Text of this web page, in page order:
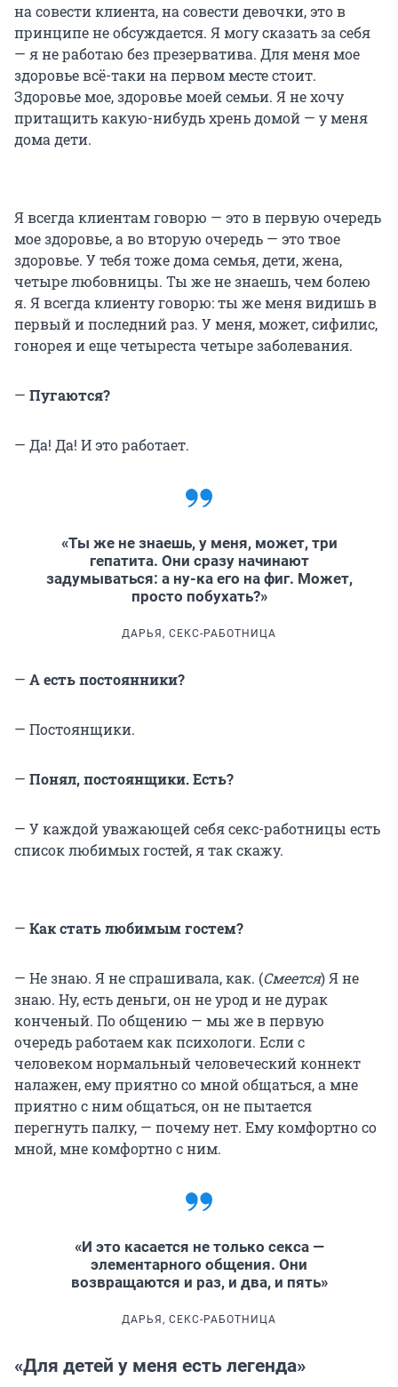
на совести клиента, на совести девочки, это в
принципе не обсуждается. Я могу сказать за себя
— я не работаю без презерватива. Для меня мое
здоровье всё-таки на первом месте стоит.
Здоровье мое, здоровье моей семьи. Я не хочу
притащить какую-нибудь хрень домой — у меня
дома дети.
Я всегда клиентам говорю — это в первую очередь
мое здоровье, а во вторую очередь — это твое
здоровье. У тебя тоже дома семья, дети, жена,
четыре любовницы. Ты же не знаешь, чем болею
я. Я всегда клиенту говорю: ты же меня видишь в
первый и последний раз. У меня, может, сифилис,
гонорея и еще четыреста четыре заболевания.
— Пугаются?
— Да! Да! И это работает.
«Ты же не знаешь, у меня, может, три
гепатита. Они сразу начинают
задумываться: а ну-ка его на фиг. Может,
просто побухать?»
ДАРЬЯ, СЕКС-РАБОТНИЦА
— А есть постоянники?
— Постоянщики.
— Понял, постоянщики. Есть?
— У каждой уважающей себя секс-работницы есть
список любимых гостей, я так скажу.
— Как стать любимым гостем?
— Не знаю. Я не спрашивала, как. (Смеется) Я не
знаю. Ну, есть деньги, он не урод и не дурак
конченый. По общению — мы же в первую
очередь работаем как психологи. Если с
человеком нормальный человеческий коннект
налажен, ему приятно со мной общаться, а мне
приятно с ним общаться, он не пытается
перегнуть палку, — почему нет. Ему комфортно со
мной, мне комфортно с ним.
«И это касается не только секса —
элементарного общения. Они
возвращаются и раз, и два, и пять»
ДАРЬЯ, СЕКС-РАБОТНИЦА
«Для детей у меня есть легенда»